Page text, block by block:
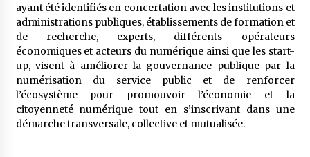
ayant été identifiés en concertation avec les institutions et
administrations publiques, établissements de formation et
de recherche, experts, différents opérateurs
économiques et acteurs du numérique ainsi que les start-
up, visent à améliorer la gouvernance publique par la
numérisation du service public et de renforcer
l’écosystème pour promouvoir l’économie et la
citoyenneté numérique tout en s’inscrivant dans une
démarche transversale, collective et mutualisée.